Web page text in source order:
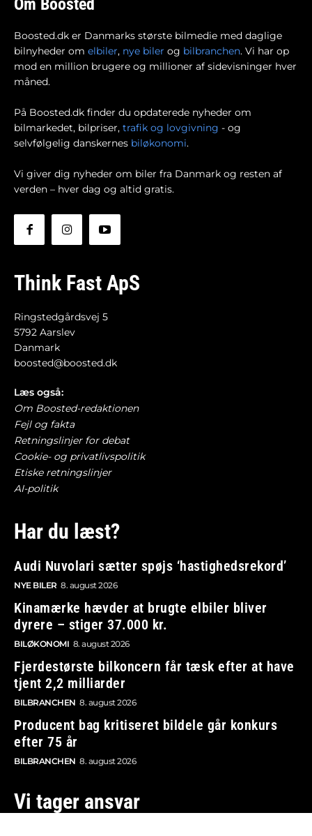
Om Boosted
Boosted.dk er Danmarks største bilmedie med daglige
bilnyheder om elbiler, nye biler og bilbranchen. Vi har op
mod en million brugere og millioner af sidevisninger hver
måned.
På Boosted.dk finder du opdaterede nyheder om
bilmarkedet, bilpriser, trafik og lovgivning - og
selvfølgelig danskernes biløkonomi.
Vi giver dig nyheder om biler fra Danmark og resten af
verden – hver dag og altid gratis.
Think Fast ApS
Ringstedgårdsvej 5
5792 Aarslev
Danmark
boosted@boosted.dk
Læs også:
Om Boosted-redaktionen
Fejl og fakta
Retningslinjer for debat
Cookie- og privatlivspolitik
Etiske retningslinjer
AI-politik
Har du læst?
Audi Nuvolari sætter spøjs ‘hastighedsrekord’
NYE BILER 8. august 2026
Kinamærke hævder at brugte elbiler bliver
dyrere – stiger 37.000 kr.
BILØKONOMI 8. august 2026
Fjerdestørste bilkoncern får tæsk efter at have
tjent 2,2 milliarder
BILBRANCHEN 8. august 2026
Producent bag kritiseret bildele går konkurs
efter 75 år
BILBRANCHEN 8. august 2026
Vi tager ansvar